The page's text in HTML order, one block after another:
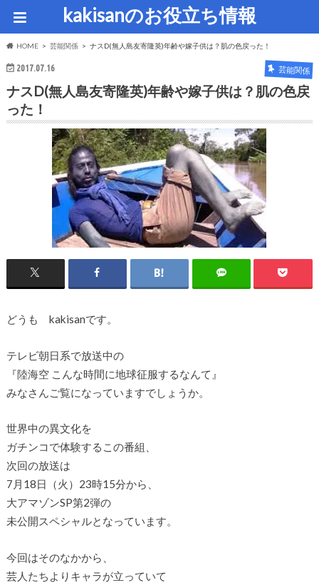
kakisanのお役立ち情報
HOME 芸能関係 ナスD(無人島友寄隆英)年齢や嫁子供は？肌の色戻った！
2017.07.16 芸能関係
ナスD(無人島友寄隆英)年齢や嫁子供は？肌の色戻
った！
どうも kakisanです。
テレビ朝日系で放送中の
『陸海空 こんな時間に地球征服するなんて』
みなさんご覧になっていますでしょうか。
世界中の異文化を
ガチンコで体験するこの番組、
次回の放送は
7月18日（火）23時15分から、
大アマゾンSP第2弾の
未公開スペシャルとなっています。
今回はそのなかから、
芸人たちよりキャラが立っていて